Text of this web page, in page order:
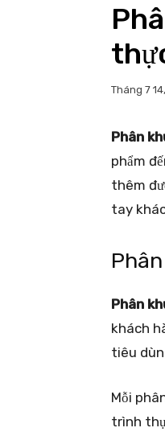
Tháng 7
Phân
phẩm
thêm
tay
Phân
khách
tiêu
Mỗi
trình